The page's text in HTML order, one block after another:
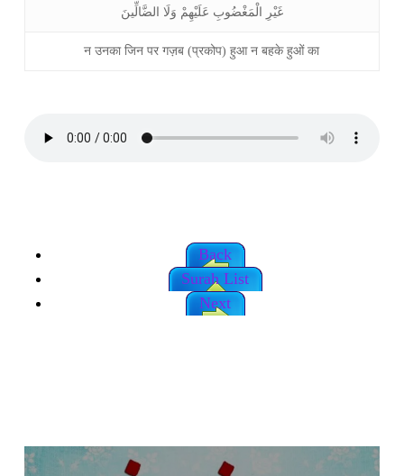
غَيْرِ الْمَغْضُوبِ عَلَيْهِمْ وَلَا الضَّالِّينَ
न उनका जिन पर गज़ब (प्रकोप) हुआ न बहके हुओं का
Back
Surah List
Next